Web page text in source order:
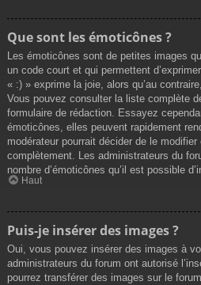
Que sont les émoticônes ?
Les émoticônes sont de petites images
un code court et qui permettent
« :) » exprime la joie, alors qu’au
Vous pouvez consulter la liste complète
formulaire de rédaction. Essayez
émoticônes, elles peuvent rapidement
modérateur pourrait décider de le
complètement. Les administrateurs du
nombre d’émoticônes qu’il est possible
Haut
Puis-je insérer des images ?
Oui, vous pouvez insérer des images à
administrateurs du forum ont autorisé
pourrez transférer des images sur le